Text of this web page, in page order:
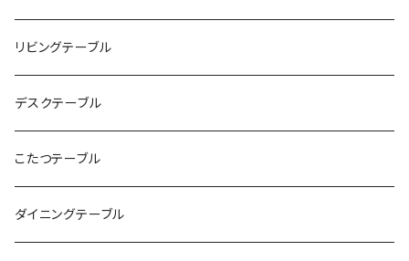
リビングテーブル
デスクテーブル
こたつテーブル
ダイニングテーブル